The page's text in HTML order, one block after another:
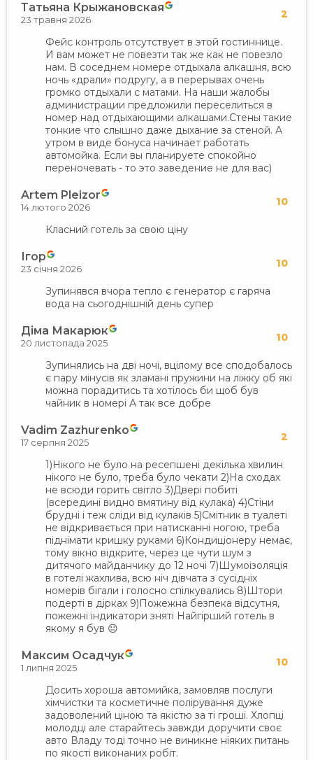
Татьяна Крыжановская 2
23 травня 2026
Фейс контроль отсутствует в этой гостиннице.
И вам может не повезти так же как не повезло
нам. В соседнем номере отдыхала алкашня, всю
ночь «драли» подругу, а в перерывах очень
громко отдыхали с матами. На наши жалобы
администрации предложили переселиться в
номер над отдыхающими алкашами.Стены такие
тонкие что слышно даже дыхание за стеной. А
утром в виде бонуса начинает работать
автомойка. Если вы планируете спокойно
переночевать - то это заведение не для вас)
Artem Pleizor 10
14 лютого 2026
Класний готель за свою ціну
Ігор 10
23 січня 2026
Зупинявся вчора тепло є генератор є гаряча
вода на сьогоднішній день супер
Діма Макарюк 10
20 листопада 2025
Зупинялись на дві ночі, вцілому все сподобалось
є пару мінусів як зламані пружини на ліжку об які
можна порадитись та хотілось би щоб був
чайник в номері А так все добре
Vadim Zazhurenko 2
17 серпня 2025
1)Нікого не було на ресепшені декілька хвилин
нікого не було, треба було чекати 2)На сходах
не всюди горить світло 3)Двері побиті
(всередині видно вмятину від кулака) 4)Стіни
брудні і теж сліди від кулаків 5)Смітник в туалеті
не відкривається при натисканні ногою, треба
піднімати кришку руками 6)Кондиціонеру немає,
тому вікно відкрите, через це чути шум з
дитячого майданчику до 12 ночі 7)Шумоізоляція
в готелі жахлива, всю ніч дівчата з сусідніх
номерів бігали і голосно спілкувались 8)Штори
подерті в дірках 9)Пожежна безпека відсутня,
пожежні індикатори зняті Найгірший готель в
якому я був 😐
Максим Осадчук 10
1 липня 2025
Досить хороша автомийка, замовляв послуги
хімчистки та косметичне полірування дуже
задоволений ціною та якістю за ті гроші. Хлопці
молодці але старайтесь завжди доручити своє
авто Владу тоді точно не виникне ніяких питань
по якості виконаних робіт.